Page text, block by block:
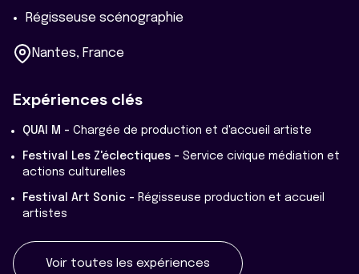
Régisseuse scénographie
Nantes, France
Expériences clés
QUAI M - Chargée de production et d'accueil artiste
Festival Les Z'éclectiques - Service civique médiation et
actions culturelles
Festival Art Sonic - Régisseuse production et accueil
artistes
Voir toutes les expériences